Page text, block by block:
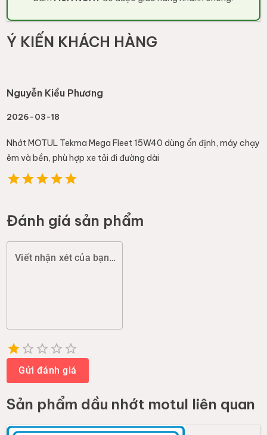
Ý KIẾN KHÁCH HÀNG
Nguyễn Kiều Phương
2026-03-18
Nhớt MOTUL Tekma Mega Fleet 15W40 dùng ổn định, máy chạy
êm và bền, phù hợp xe tải đi đường dài
Đánh giá sản phẩm
Viết nhận xét của bạn (chất lượng, đóng gói, giao hàng...)
1 Star
2 Stars
3 Stars
4 Stars
5 Stars
Gửi đánh giá
Sản phẩm dầu nhớt motul liên quan